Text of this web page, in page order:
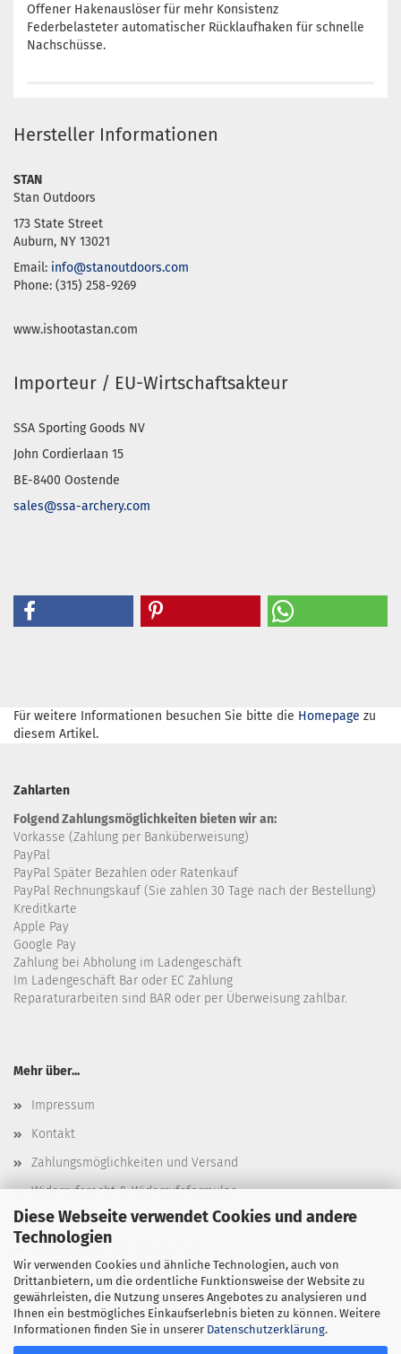
Diese Webseite verwendet Cookies und andere
Technologien
Wir verwenden Cookies und ähnliche Technologien, auch von
Drittanbietern, um die ordentliche Funktionsweise der Website zu
gewährleisten, die Nutzung unseres Angebotes zu analysieren und
Ihnen ein bestmögliches Einkaufserlebnis bieten zu können. Weitere
Informationen finden Sie in unserer Datenschutzerklärung.
Offener Hakenauslöser für mehr Konsistenz
Federbelasteter automatischer Rücklaufhaken für schnelle
Nachschüsse.
Hersteller Informationen
STAN
Stan Outdoors
173 State Street
Auburn, NY 13021
Email: info@stanoutdoors.com
Phone: (315) 258-9269
www.ishootastan.com
Importeur / EU-Wirtschaftsakteur
SSA Sporting Goods NV
John Cordierlaan 15
BE-8400 Oostende
sales@ssa-archery.com
Für weitere Informationen besuchen Sie bitte die Homepage zu
diesem Artikel.
Zahlarten
Folgend Zahlungsmöglichkeiten bieten wir an:
Vorkasse (Zahlung per Banküberweisung)
PayPal
PayPal Später Bezahlen oder Ratenkauf
PayPal Rechnungskauf (Sie zahlen 30 Tage nach der Bestellung)
Kreditkarte
Apple Pay
Google Pay
Zahlung bei Abholung im Ladengeschäft
Im Ladengeschäft Bar oder EC Zahlung
Reparaturarbeiten sind BAR oder per Überweisung zahlbar.
Mehr über...
Impressum
Kontakt
Zahlungsmöglichkeiten und Versand
Widerrufsrecht & Widerrufsformular
AGB
Privatsphäre und Datenschutz
Cookie Einstellungen